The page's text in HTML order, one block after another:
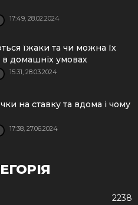
17:49, 28.02.2024
їжаки та чи можна їх
в домашніх умовах
15:31, 28.03.2024
на ставку та вдома і чому
17:38, 27.06.2024
2238